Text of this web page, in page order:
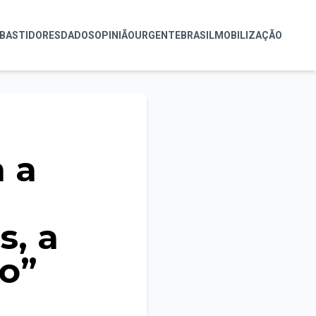
BASTIDORES DADOSOPINIÃOURGENTEBRASILMOBILIZAÇÃO
a
a